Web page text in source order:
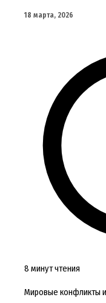
18 марта, 2026
8 минут чтения
Мировые конфликты